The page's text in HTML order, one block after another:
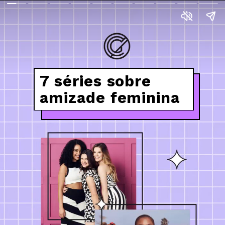
7 séries sobre
amizade feminina